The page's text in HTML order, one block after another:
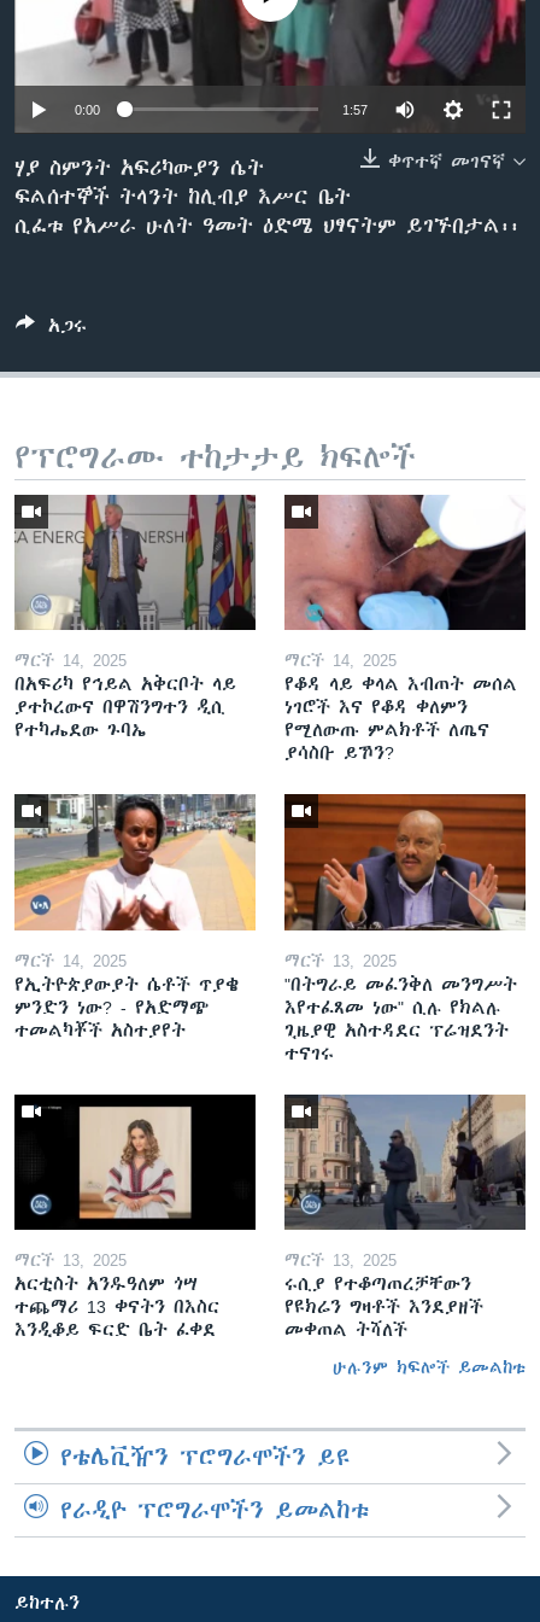
ቋንቋዎች
0:00 1:57
ቀጥተኛ መገናኛ
ሃያ ስምንት አፍሪካውያን ሴት
ፍልሰተኞች ትላንት ከሊብያ እሥር ቤት
ሲፈቱ የአሥራ ሁለት ዓመት ዕድሜ ህፃናትም ይገኙበታል፡፡
አጋሩ
የፕሮግራሙ ተከታታይ ክፍሎች
ማርች 14, 2025
በአፍሪካ የኅይል አቅርቦት ላይ
ያተኮረውና በዋሽንግተን ዲሲ
የተካሔደው ጉባኤ
ማርች 14, 2025
የቆዳ ላይ ቀላል እብጠት መሰል
ነገሮች እና የቆዳ ቀለምን
የሚለውጡ ምልክቶች ለጤና
ያሳስቡ ይኾን?
ማርች 14, 2025
የኢትዮጵያውያት ሴቶች ጥያቄ
ምንድን ነው? - የአድማጭ
ተመልካቾች አስተያየት
ማርች 13, 2025
"በትግራይ መፈንቅለ መንግሥት
እየተፈጸመ ነው" ሲሉ የክልሉ
ጊዜያዊ አስተዳደር ፕሬዝደንት
ተናገሩ
ማርች 13, 2025
አርቲስት አንዱዓለም ጎሣ
ተጨማሪ 13 ቀናትን በእስር
እንዲቆይ ፍርድ ቤት ፈቀደ
ማርች 13, 2025
ሩሲያ የተቆጣጠረቻቸውን
የዩክሬን ግዛቶች እንደያዘች
መቀጠል ትሻለች
ሁሉንም ክፍሎች ይመልከቱ
የቴሌቪዥን ፕሮግራሞችን ይዩ
የራዲዮ ፕሮግራሞችን ይመልከቱ
ይከተሉን